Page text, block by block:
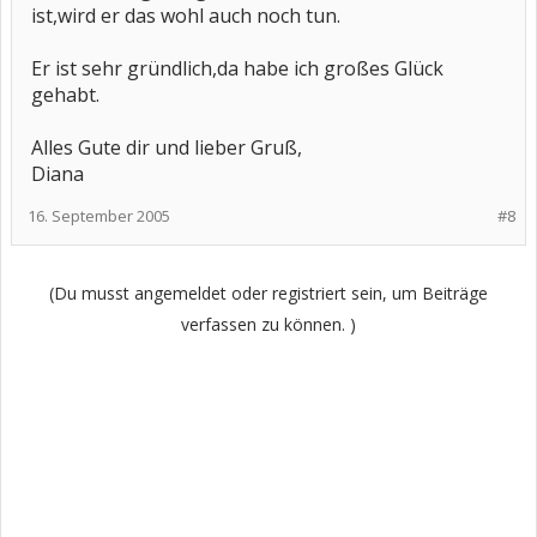
ist,wird er das wohl auch noch tun.
Er ist sehr gründlich,da habe ich großes Glück
gehabt.
Alles Gute dir und lieber Gruß,
Diana
#8
16. September 2005
(Du musst angemeldet oder registriert sein, um Beiträge
verfassen zu können. )